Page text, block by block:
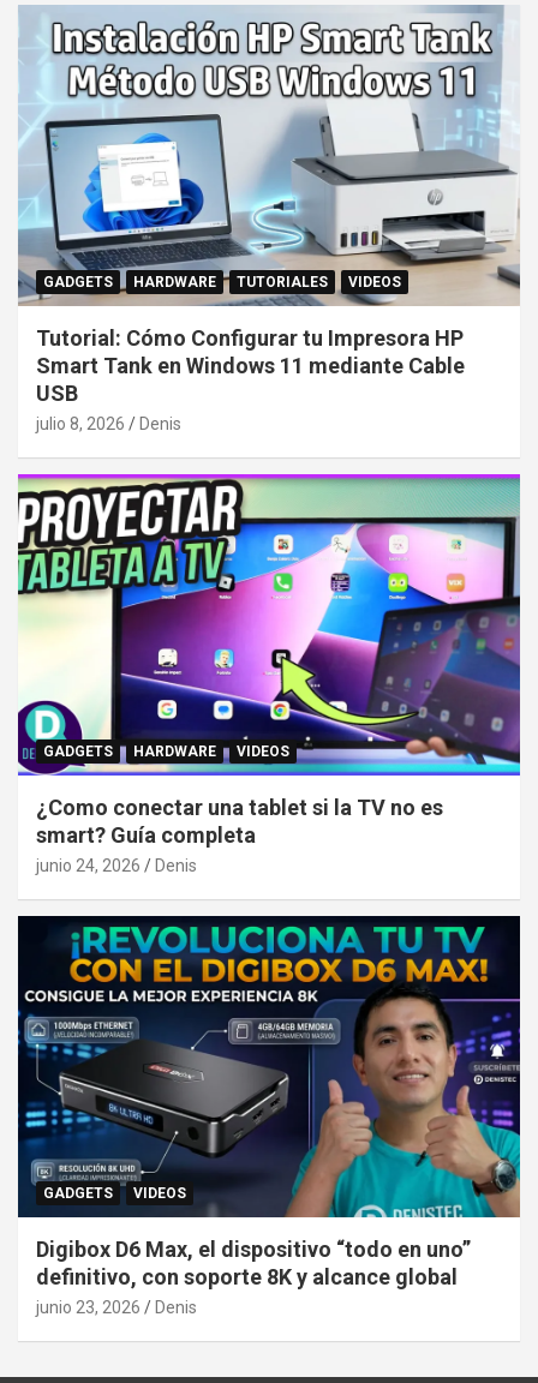
GADGETS HARDWARE TUTORIALES VIDEOS
Tutorial: Cómo Configurar tu Impresora HP
Smart Tank en Windows 11 mediante Cable
USB
julio 8, 2026 Denis
GADGETS HARDWARE VIDEOS
¿Como conectar una tablet si la TV no es
smart? Guía completa
junio 24, 2026 Denis
GADGETS VIDEOS
Digibox D6 Max, el dispositivo “todo en uno”
definitivo, con soporte 8K y alcance global
junio 23, 2026 Denis